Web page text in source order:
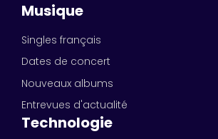
Musique
Singles français
Dates de concert
Nouveaux albums
Entrevues d'actualité
Technologie